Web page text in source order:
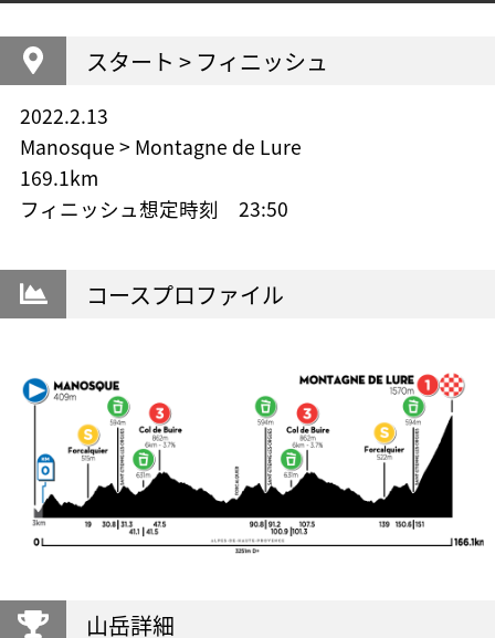
スタート > フィニッシュ
2022.2.13
Manosque > Montagne de Lure
169.1km
フィニッシュ想定時刻 23:50
コースプロファイル
山岳詳細